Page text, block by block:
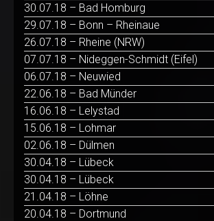
30.07.18 – Bad Homburg
29.07.18 – Bonn – Rheinaue
26.07.18 – Rheine (NRW)
07.07.18 – Nideggen-Schmidt (Eifel)
06.07.18 – Neuwied
22.06.18 – Bad Münder
16.06.18 – Lelystad
15.06.18 – Lohmar
02.06.18 – Dülmen
30.04.18 – Lübeck
30.04.18 – Lübeck
21.04.18 – Löhne
20.04.18 – Dortmund